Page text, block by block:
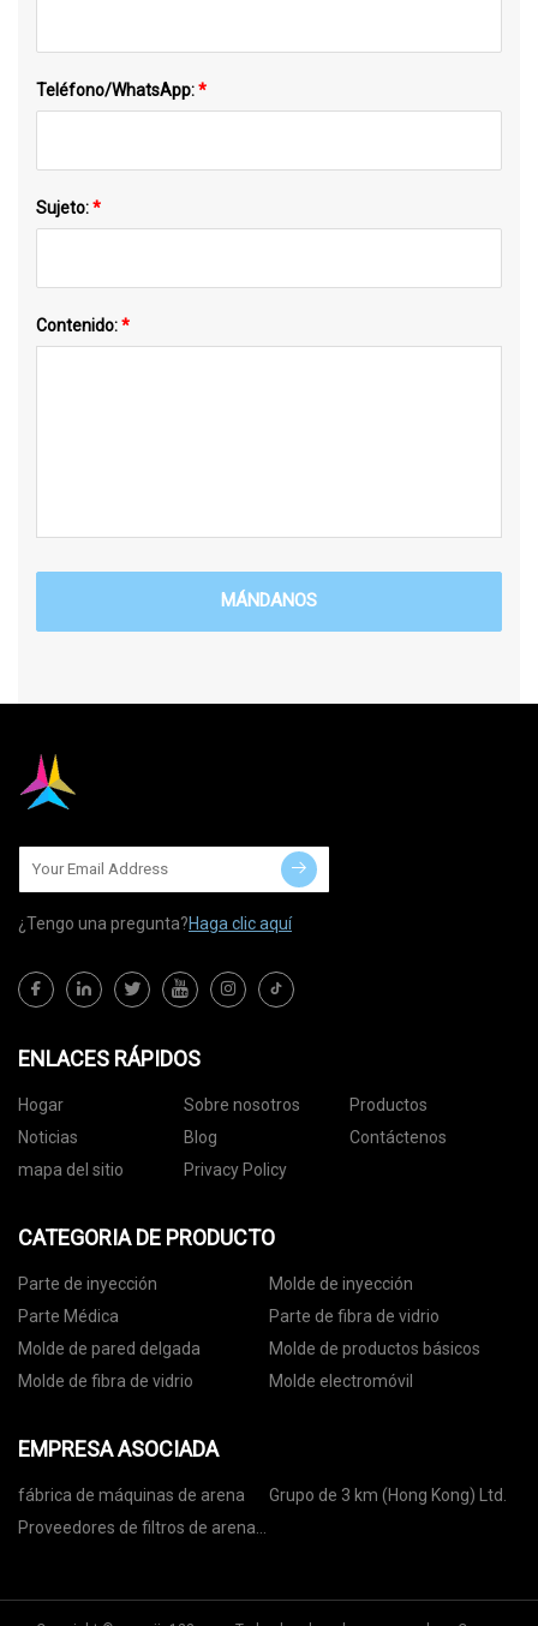
Teléfono/WhatsApp:*
Sujeto:*
Contenido:*
MÁNDANOS
¿Tengo una pregunta?Haga clic aquí
ENLACES RÁPIDOS
Hogar Sobre nosotros
Productos
Noticias
Blog
Contáctenos
mapa del sitio
Privacy Policy
CATEGORIA DE PRODUCTO
Parte de inyección
Molde de inyección
Parte Médica
Parte de fibra de vidrio
Molde de pared delgada
Molde de productos básicos
Molde de fibra de vidrio
Molde electromóvil
EMPRESA ASOCIADA
fábrica de máquinas de arena
Grupo de 3 km (Hong Kong) Ltd.
Proveedores de filtros de arena